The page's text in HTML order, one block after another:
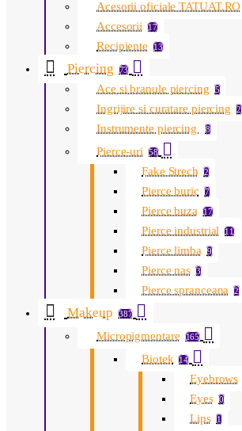
Acesorii oficiale TATUAT.RO
Accesorii 17
Recipiente 13
Piercing 73
Ace si branule piercing 5
Ingrijire si curatare piercing 2
Instrumente piercing 8
Pierce-uri 58
Fake Strech 2
Pierce buric 7
Pierce buza 17
Pierce industrial 11
Pierce limba 9
Pierce nas 3
Pierce spranceana 2
Makeup 387
Micropigmentare 165
Biotek 14
Eyebrows
Eyes 0
Lips 1